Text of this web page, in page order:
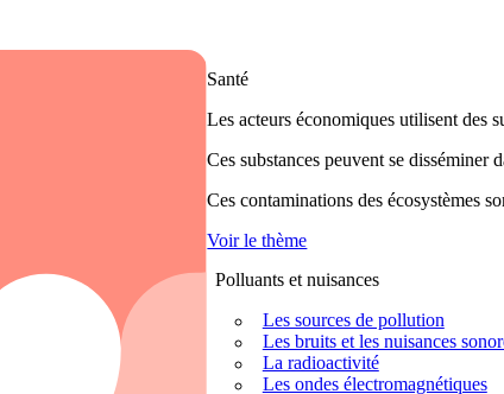
Santé
Les acteurs économiques utilisent des
Ces substances peuvent se disséminer
Ces contaminations des écosystèmes
Voir le thème
Polluants et nuisances
Les sources de pollution
Les bruits et les nuisances
La radioactivité
Les ondes électromagnétiques